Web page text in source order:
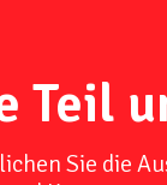
Teil
Sie die